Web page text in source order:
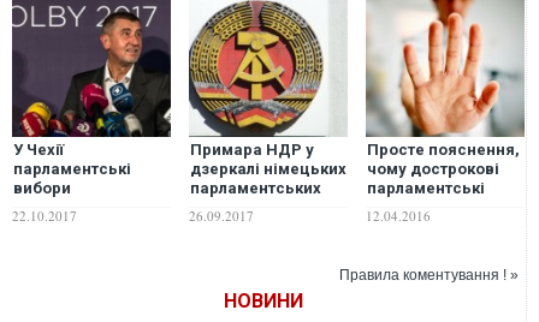
У Чехії
парламентські
вибори
перемогою
22.10.2017
Примара НДР у
дзеркалі німецьких
парламентських
26.09.2017
Просте пояснення,
чому дострокові
парламентські
12.04.2016
Правила коментування ! »
НОВИНИ